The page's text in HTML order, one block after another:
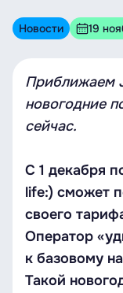
Новости 19
Приближаем
новогодние
сейчас.
С 1 декабря
life:) сможет
своего
Оператор
к базовому
Такой